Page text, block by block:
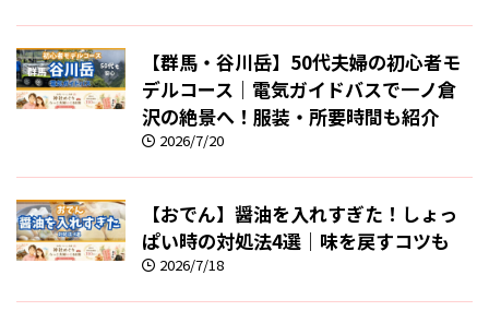
【群馬・谷川岳】50代夫婦の初心者モ
デルコース｜電気ガイドバスで一ノ倉
沢の絶景へ！服装・所要時間も紹介
2026/7/20
【おでん】醤油を入れすぎた！しょっ
ぱい時の対処法4選｜味を戻すコツも
2026/7/18